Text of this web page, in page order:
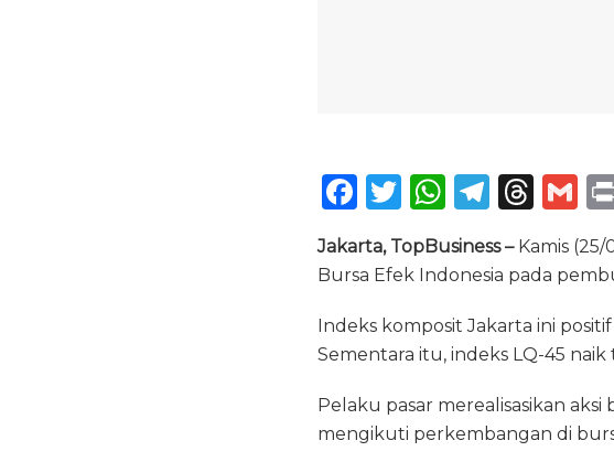
F
c
b
o
o
k
T
w
it
r
W
h
a
A
p
p
T
e
g
ra
m
T
re
d
s
G
m
ai
Jakarta, TopBusiness –Kamis (25/
Bursa Efek Indonesia pada
Indeks komposit Jakarta ini
Sementara itu, indeks LQ-45 naik
Pelaku pasar merealisasikan
mengikuti perkembangan di